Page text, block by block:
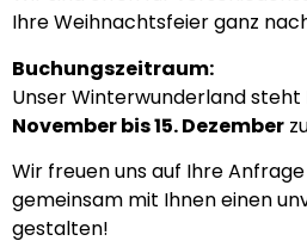
Ihre Weihnachtsfeier ganz
Buchungszeitraum:
Unser Winterwunderland steht
November bis 15. Dezember
Wir freuen uns auf Ihre
gemeinsam mit Ihnen einen
gestalten!